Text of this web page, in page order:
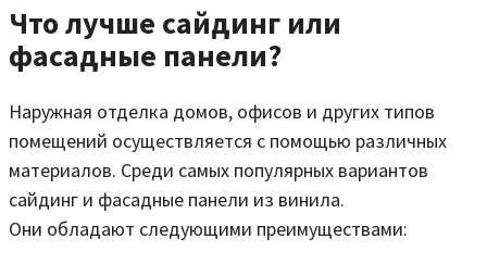
Что лучше сайдинг или
фасадные панели?
Наружная отделка домов, офисов и других типов
помещений осуществляется с помощью различных
материалов. Среди самых популярных вариантов
сайдинг и фасадные панели из винила.
Они обладают следующими преимуществами: